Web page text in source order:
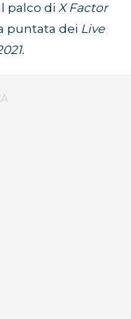
palco di X Factor
puntata dei Live